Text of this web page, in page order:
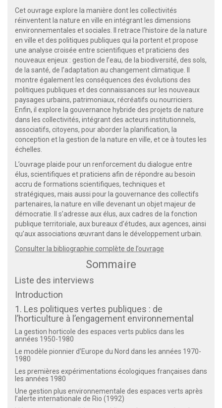
Cet ouvrage explore la manière dont les collectivités
réinventent la nature en ville en intégrant les dimensions
environnementales et sociales. Il retrace l’histoire de la nature
en ville et des politiques publiques qui la portent et propose
une analyse croisée entre scientifiques et praticiens des
nouveaux enjeux : gestion de l’eau, de la biodiversité, des sols,
de la santé, de l’adaptation au changement climatique. Il
montre également les conséquences des évolutions des
politiques publiques et des connaissances sur les nouveaux
paysages urbains, patrimoniaux, récréatifs ou nourriciers.
Enfin, il explore la gouvernance hybride des projets de nature
dans les collectivités, intégrant des acteurs institutionnels,
associatifs, citoyens, pour aborder la planification, la
conception et la gestion de la nature en ville, et ce à toutes les
échelles.
L’ouvrage plaide pour un renforcement du dialogue entre
élus, scientifiques et praticiens afin de répondre au besoin
accru de formations scientifiques, techniques et
stratégiques, mais aussi pour la gouvernance des collectifs
partenaires, la nature en ville devenant un objet majeur de
démocratie. Il s’adresse aux élus, aux cadres de la fonction
publique territoriale, aux bureaux d’études, aux agences, ainsi
qu’aux associations œuvrant dans le développement urbain.
Consulter la bibliographie complète de l’ouvrage
Sommaire
Liste des interviews
Introduction
1. Les politiques vertes publiques : de
l’horticulture à l’engagement environnemental
La gestion horticole des espaces verts publics dans les
années 1950-1980
Le modèle pionnier d’Europe du Nord dans les années 1970-
1980
Les premières expérimentations écologiques françaises dans
les années 1980
Une gestion plus environnementale des espaces verts après
l’alerte internationale de Rio (1992)